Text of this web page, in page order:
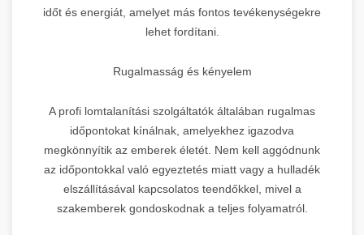
időt és energiát, amelyet más fontos tevékenységekre
lehet fordítani.
Rugalmasság és kényelem
A profi lomtalanítási szolgáltatók általában rugalmas
időpontokat kínálnak, amelyekhez igazodva
megkönnyítik az emberek életét. Nem kell aggódnunk
az időpontokkal való egyeztetés miatt vagy a hulladék
elszállításával kapcsolatos teendőkkel, mivel a
szakemberek gondoskodnak a teljes folyamatról.